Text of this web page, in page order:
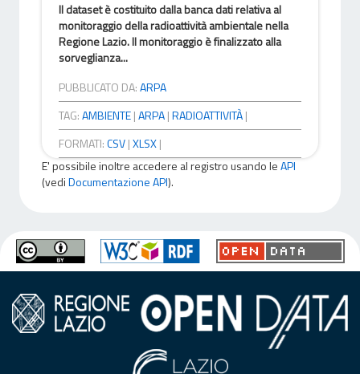
Il dataset è costituito dalla banca dati relativa al
monitoraggio della radioattività ambientale nella
Regione Lazio. Il monitoraggio è finalizzato alla
sorveglianza...
PUBBLICATO DA:ARPA
TAG:AMBIENTE|ARPA|RADIOATTIVITÀ|
FORMATI:CSV|XLSX|
E' possibile inoltre accedere al registro usando leAPI
(vediDocumentazione API).